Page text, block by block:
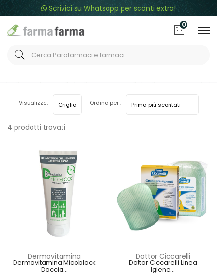
Scrivici su Whatsapp per sconti extra!
0
4 prodotti trovati
Visualizza: Ordina per :
Dermovitamina
Dermovitamina Micoblock
Doccia...
Dottor Ciccarelli
Dottor Ciccarelli Linea
Igiene...